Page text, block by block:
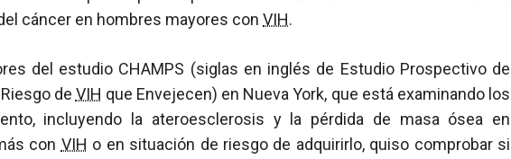
cáncer en hombres mayores con VIH.
del estudio CHAMPS (siglas en inglés de Estudio Prospectivo de
de VIH que Envejecen) en Nueva York, que está examinando los
incluyendo la ateroesclerosis y la pérdida de masa ósea en
con VIH o en situación de riesgo de adquirirlo, quiso comprobar si